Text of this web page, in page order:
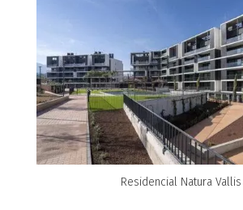
Residencial Natura Vallis